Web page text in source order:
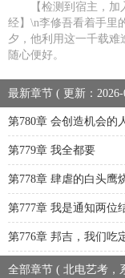
【检测到宿主，
经】\n李修吾看着手里
夕，他利用这一千载难
随心便好。
最新章节 ( 更新：2026-
第780章 会创造机会的
第779章 我全都要
第778章 肆虐的白头鹰
第777章 我是通知两位
第776章 邦吉，我们吃
全部章节 ( 北电艺考，